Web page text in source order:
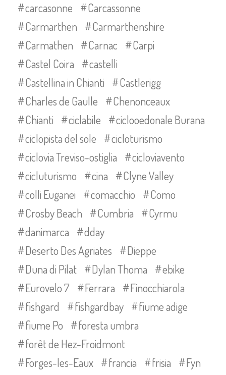
carcasonne
Carcassonne
Carmarthen
Carmarthenshire
Carmathen
Carnac
Carpi
Castel Coira
castelli
Castellina in Chianti
Castlerigg
Charles de Gaulle
Chenonceaux
Chianti
ciclabile
ciclooedonale Burana
ciclopista del sole
cicloturismo
ciclovia Treviso-ostiglia
cicloviavento
cicluturismo
cina
Clyne Valley
colli Euganei
comacchio
Como
Crosby Beach
Cumbria
Cyrmu
danimarca
dday
Deserto Des Agriates
Dieppe
Duna di Pilat
Dylan Thoma
ebike
Eurovelo 7
Ferrara
Finocchiarola
fishgard
fishgardbay
fiume adige
fiume Po
foresta umbra
forêt de Hez-Froidmont
Forges-les-Eaux
francia frisia
Fyn